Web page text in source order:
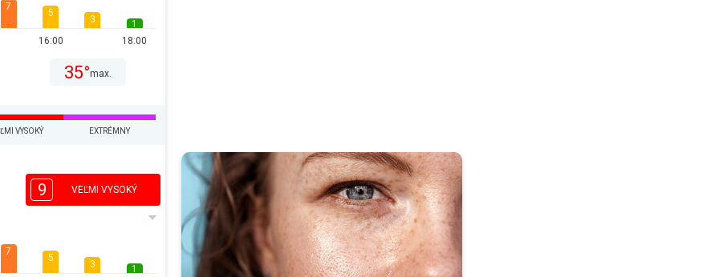
7
5
16:00
3
1
18:00
35°max.
VYSOKÝ EXTRÉMNY
9 VEĽMI VYSOKÝ
7
5
3
1
Je UV žiarenie naozaj také nebezpečné?. Nástrahy leta a slnka. . .